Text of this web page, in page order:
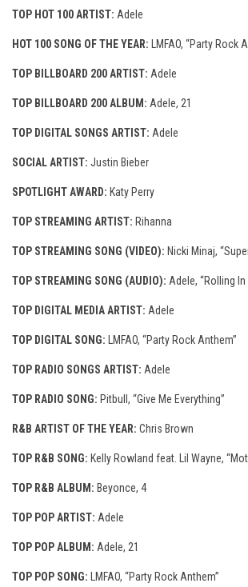
TOP HOT 100 ARTIST: Adele
HOT 100 SONG OF THE YEAR: LMFAO, “Party Rock
TOP BILLBOARD 200 ARTIST: Adele
TOP BILLBOARD 200 ALBUM: Adele, 21
TOP DIGITAL SONGS ARTIST: Adele
SOCIAL ARTIST: Justin Bieber
SPOTLIGHT AWARD: Katy Perry
TOP STREAMING ARTIST: Rihanna
TOP STREAMING SONG (VIDEO): Nicki Minaj,
TOP STREAMING SONG (AUDIO): Adele, “Rolling In
TOP DIGITAL MEDIA ARTIST: Adele
TOP DIGITAL SONG: LMFAO, “Party Rock Anthem”
TOP RADIO SONGS ARTIST: Adele
TOP RADIO SONG: Pitbull, “Give Me Everything”
R&B ARTIST OF THE YEAR: Chris Brown
TOP R&B SONG: Kelly Rowland feat. Lil Wayne,
TOP R&B ALBUM: Beyonce, 4
TOP POP ARTIST: Adele
TOP POP ALBUM: Adele, 21
TOP POP SONG: LMFAO, “Party Rock Anthem”